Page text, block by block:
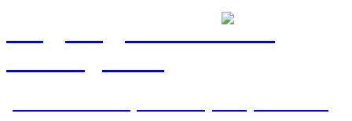
МБДОУ ДС "Калинка"